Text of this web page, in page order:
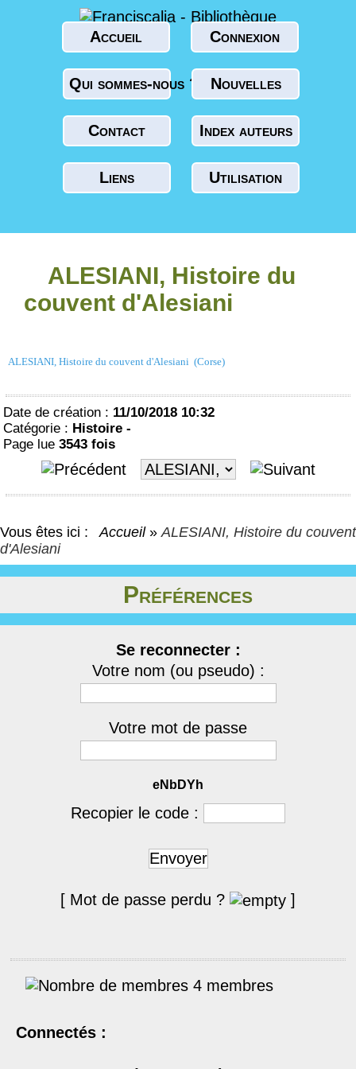
Accueil Connexion
Qui sommes-nous ? Nouvelles
Contact Index auteurs
Liens Utilisation
ALESIANI, Histoire du
couvent d'Alesiani
ALESIANI, Histoire du couvent d'Alesiani (Corse)
Date de création : 11/10/2018 10:32
Catégorie : Histoire -
Page lue 3543 fois
Vous êtes ici : Accueil »ALESIANI, Histoire du couvent
d'Alesiani
Préférences
Se reconnecter :
Votre nom (ou pseudo) :
Votre mot de passe
eNbDYh
Recopier le code :
Envoyer
[ Mot de passe perdu ? ]
4 membres
Connectés :